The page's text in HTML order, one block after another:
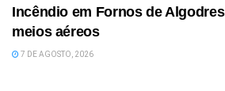
Incêndio em Fornos de
meios aéreos
7 DE AGOSTO, 2026